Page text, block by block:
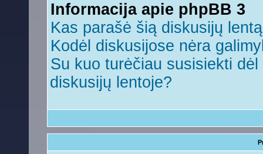
Informacija apie phpBB 3
Kas parašė šią diskusijų
Kodėl diskusijose nėra
Su kuo turėčiau susisiekti
diskusijų lentoje?